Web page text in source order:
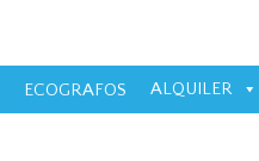
ECOGRAFOS ALQUILER